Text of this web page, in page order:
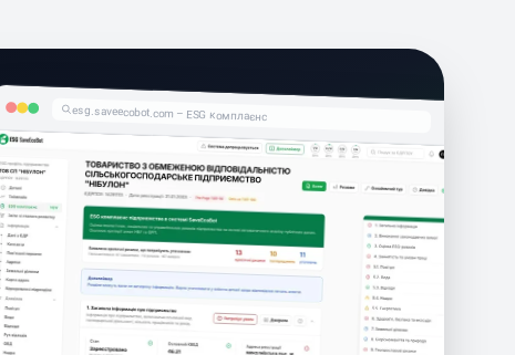
esg.saveecobot.com – ESG комплаєнс